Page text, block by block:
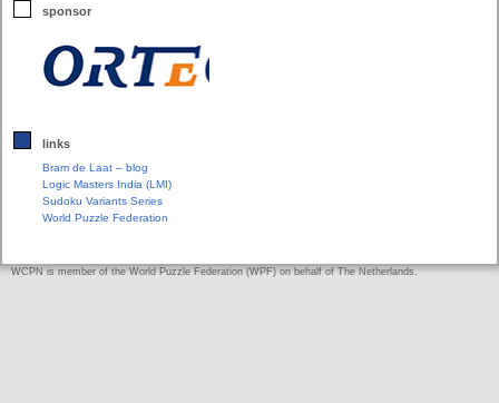
sponsor
links
Bram de Laat – blog
Logic Masters India (LMI)
Sudoku Variants Series
World Puzzle Federation
WCPN is member of the World Puzzle Federation (WPF) on behalf of The Netherlands.